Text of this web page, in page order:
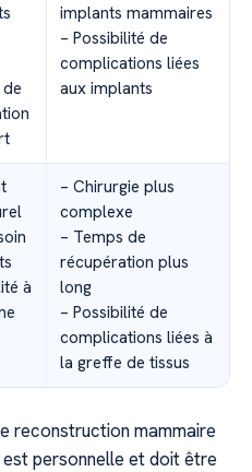
implants mammaires
– Possibilité de
complications liées
aux implants
à
– Chirurgie plus
complexe
– Temps de
récupération plus
long
– Possibilité de
complications liées à
la greffe de tissus
reconstruction mammaire
personnelle et doit être